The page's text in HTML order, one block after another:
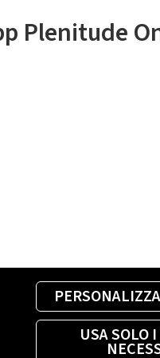
PERSONALIZZA
USA SOLO
Plenitude